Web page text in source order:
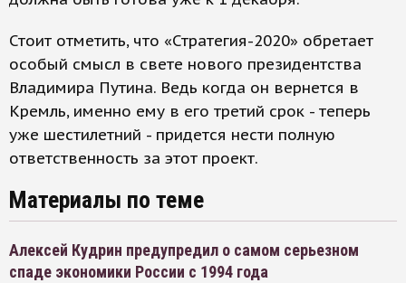
Стоит отметить, что «Стратегия-2020» обретает
особый смысл в свете нового президентства
Владимира Путина. Ведь когда он вернется в
Кремль, именно ему в его третий срок - теперь
уже шестилетний - придется нести полную
ответственность за этот проект.
Материалы по теме
Алексей Кудрин предупредил о самом серьезном
спаде экономики России с 1994 года